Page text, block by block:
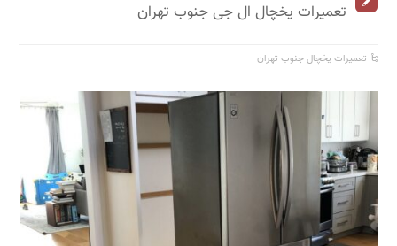
تعمیرات یخچال ال جی جنوب تهران
تعمیرات یخچال جنوب تهران